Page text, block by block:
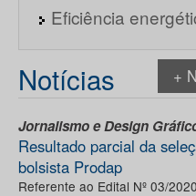
Eficiência
Notícias +
Jornalismo e Design
Resultado parcial da
bolsista Prodap
Referente ao Edital Nº 03/